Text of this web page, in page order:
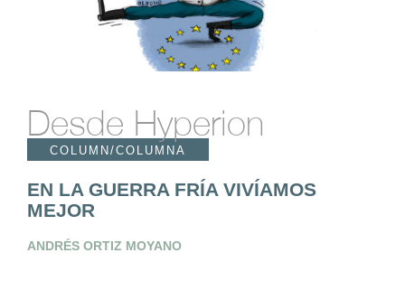
Desde Hyperion
COLUMN/COLUMNA
EN LA GUERRA FRÍA VIVÍAMOS
MEJOR
ANDRÉS ORTIZ MOYANO